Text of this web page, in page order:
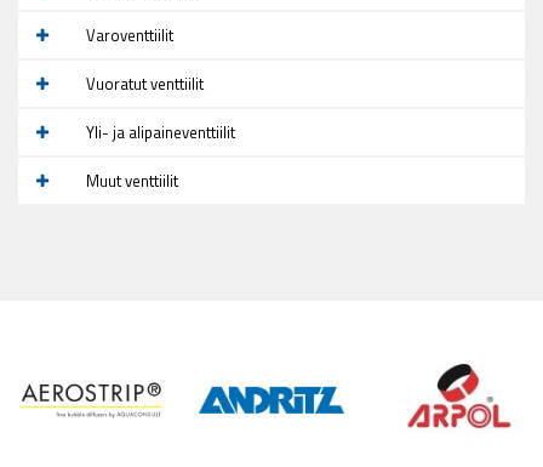
Varoventtiilit
Vuoratut venttiilit
Yli- ja alipaineventtiilit
Muut venttiilit